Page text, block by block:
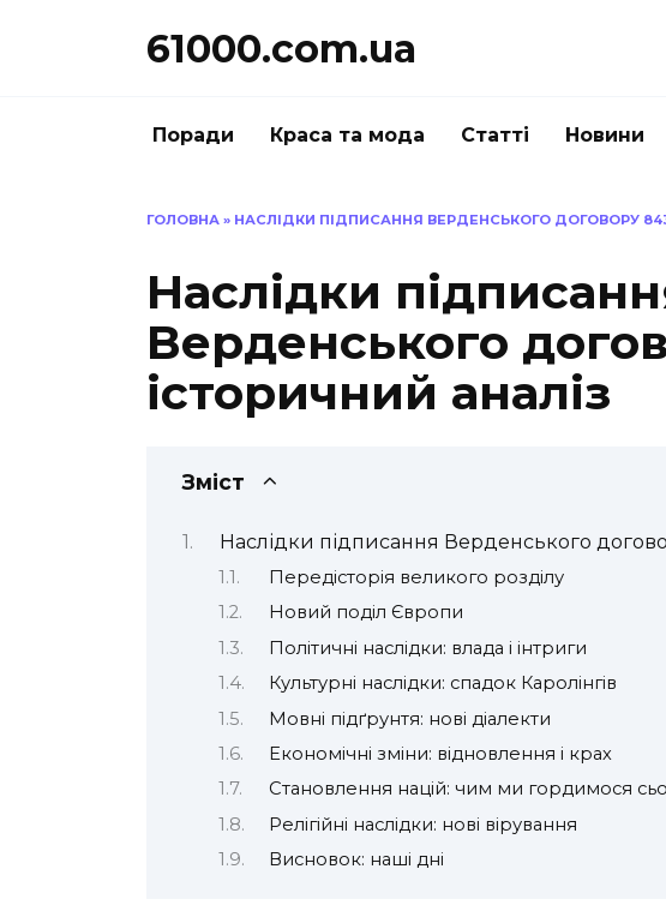
61000.com.ua
Поради Краса та мода Статті Новини
ГОЛОВНА » НАСЛІДКИ ПІДПИСАННЯ ВЕРДЕНСЬКОГО ДОГОВОРУ
Наслідки
Верденського
історичний аналіз
Зміст
Наслідки підписання Верденського
Передісторія великого розділу
Новий поділ Європи
Політичні наслідки: влада і інтриги
Культурні наслідки: спадок Каролінгів
Мовні підґрунтя: нові діалекти
Економічні зміни: відновлення і крах
Становлення націй: чим ми гордимося
Релігійні наслідки: нові вірування
Висновок: наші дні